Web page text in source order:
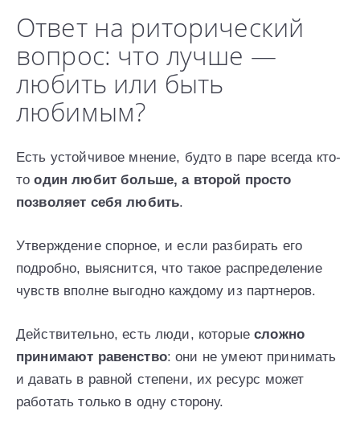
Ответ на риторический
вопрос: что лучше —
любить или быть
любимым?
Есть устойчивое мнение, будто в паре всегда кто-
тоодин любит больше, а второй просто
позволяет себя любить.
Утверждение спорное, и если разбирать его
подробно, выяснится, что такое распределение
чувств вполне выгодно каждому из партнеров.
Действительно, есть люди, которыесложно
принимают равенство: они не умеют принимать
и давать в равной степени, их ресурс может
работать только в одну сторону.